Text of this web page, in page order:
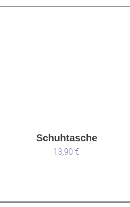
Schuhtasche
13,90 €